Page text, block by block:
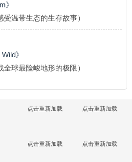
》
受温带生态的生存故事）
》
全球最险峻地形的极限）
点击重新加载 点击重新加载
点击重新加载 点击重新加载